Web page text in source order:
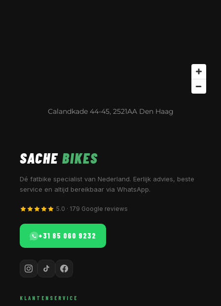
Calandkade 44-45, 2521AA Den Haag
SACHE BIKES
Dé fatbike specialist van Nederland. Eerlijk advies, beste
service en altijd bereikbaar via WhatsApp.
5.0 · 179 Google reviews
+31 85 060 9232
KLANTENSERVICE